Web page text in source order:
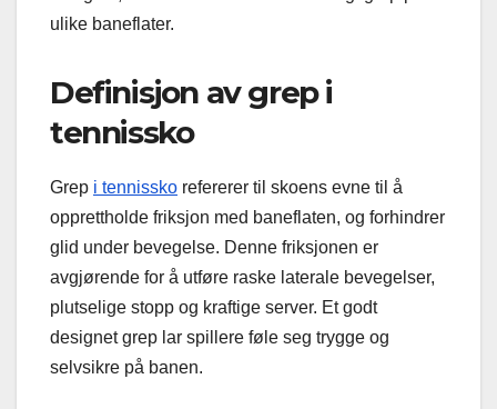
ulike baneflater.
Definisjon av grep i
tennissko
Grep i tennissko refererer til skoens evne til å
opprettholde friksjon med baneflaten, og forhindrer
glid under bevegelse. Denne friksjonen er
avgjørende for å utføre raske laterale bevegelser,
plutselige stopp og kraftige server. Et godt
designet grep lar spillere føle seg trygge og
selvsikre på banen.